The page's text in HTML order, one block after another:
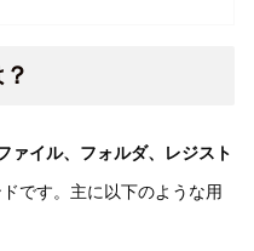
ァイル、フォルダ、レジスト
です。主に以下のような用